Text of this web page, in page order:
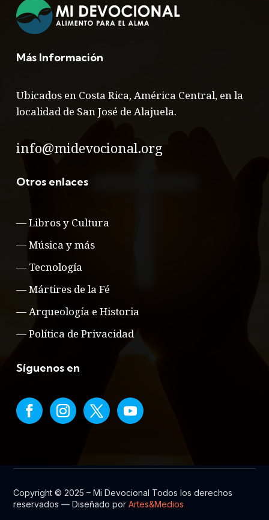
Más Información
Ubicados en Costa Rica, América Central, en la
localidad de San José de Alajuela.
info@midevocional.org
Otros enlaces
—Libros y Cultura
—Música y más
— Tecnología
—Mártires de la Fé
—Arqueología e Historia
—Política de Privacidad
Síguenos en
Copyright © 2025 – Mi Devocional Todos los derechos
reservados — Diseñado porArtes&Medios